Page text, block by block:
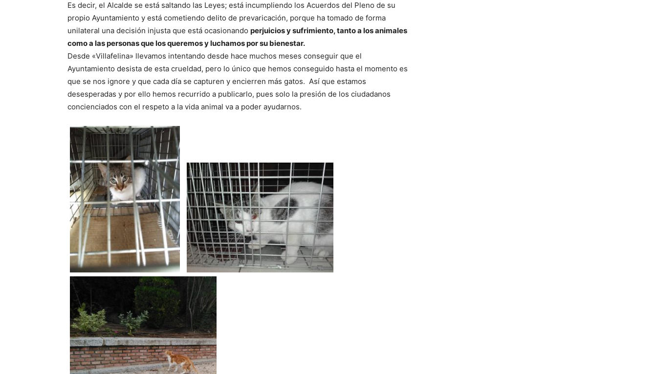
Es decir, el Alcalde se está saltando las Leyes; está incumpliendo los Acuerdos del Pleno de su
propio Ayuntamiento y está cometiendo delito de prevaricación, porque ha tomado de forma
unilateral una decisión injusta que está ocasionando perjuicios y sufrimiento, tanto a los animales
como a las personas que los queremos y luchamos por su bienestar.
Desde «Villafelina» llevamos intentando desde hace muchos meses conseguir que el
Ayuntamiento desista de esta crueldad, pero lo único que hemos conseguido hasta el momento es
que se nos ignore y que cada día se capturen y encierren más gatos. Así que estamos
desesperadas y por ello hemos recurrido a publicarlo, pues solo la presión de los ciudadanos
concienciados con el respeto a la vida animal va a poder ayudarnos.